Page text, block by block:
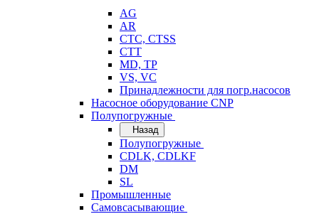
AG
AR
CTC, CTSS
CTT
MD, TP
VS, VC
Принадлежности для погр.насосов
Насосное оборудование CNP
Полупогружные
Назад
Полупогружные
CDLK, CDLKF
DM
SL
Промышленные
Самовсасывающие